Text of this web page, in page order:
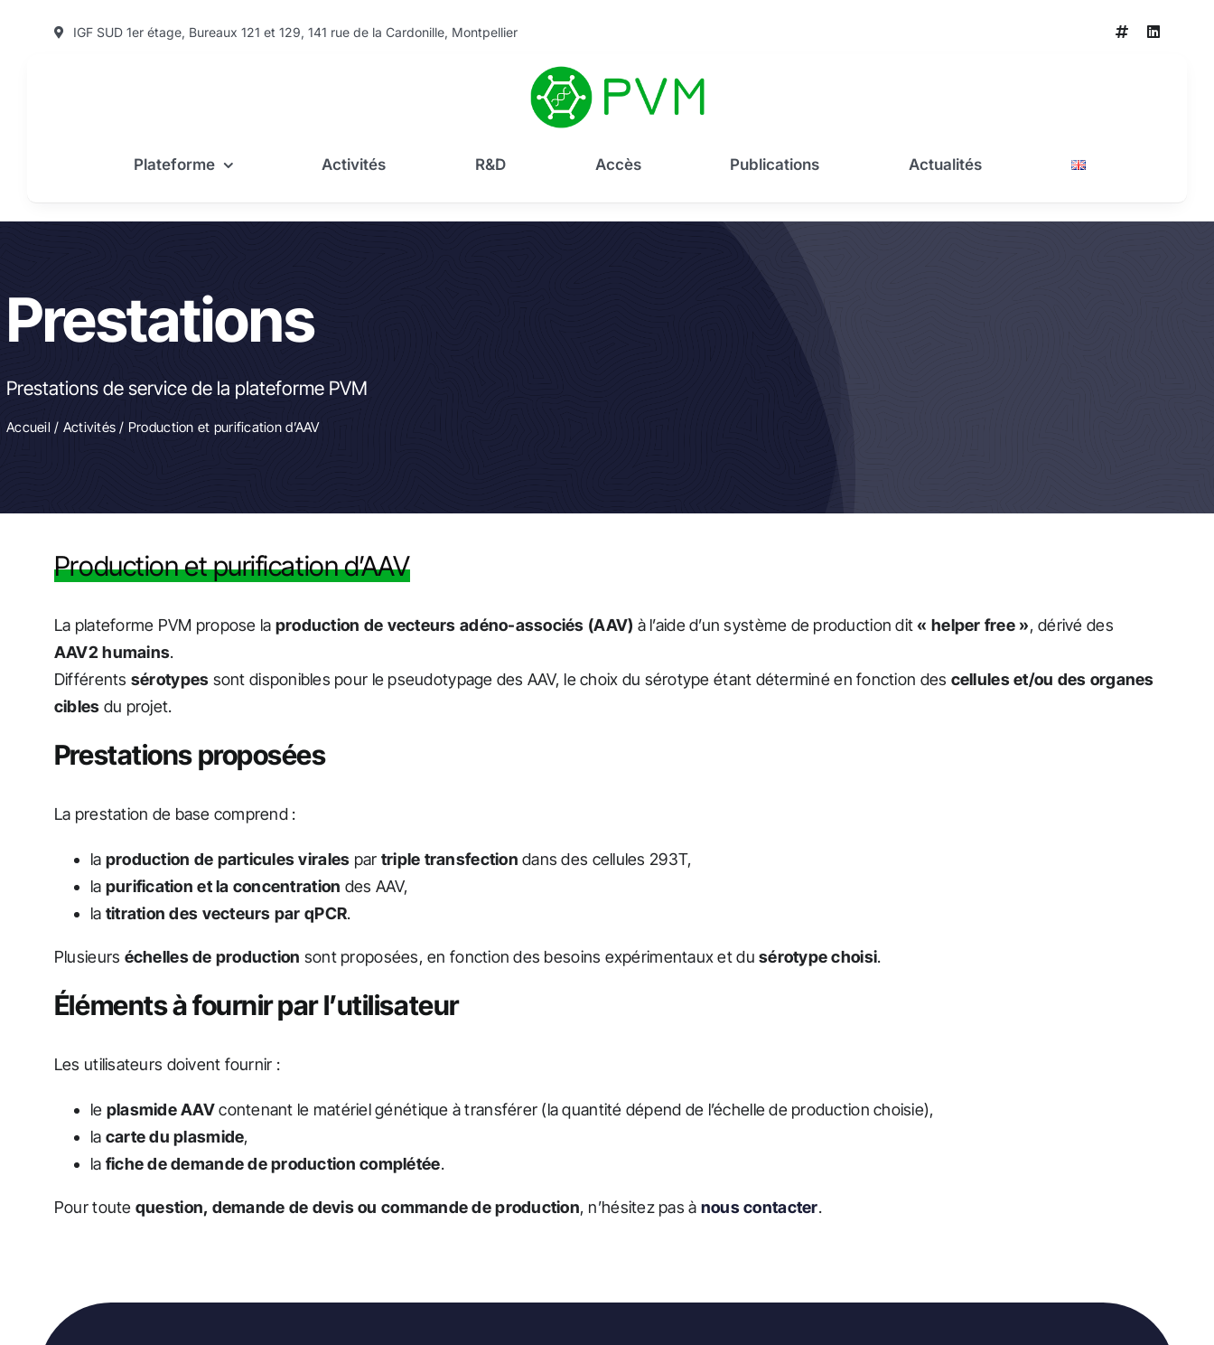
IGF SUD 1er étage, Bureaux 121 et 129, 141 rue de la Cardonille, Montpellier
Plateforme Activités R&D Accès Publications Actualités
Prestations
Prestations de service de la plateforme PVM
Accueil / Activités / Production et purification d’AAV
Production et purification d’AAV
La plateforme PVM propose la production de vecteurs adéno-associés (AAV) à l’aide d’un système de production dit« helper free », dérivé des
AAV2 humains.
Différents sérotypes sont disponibles pour le pseudotypage des AAV, le choix du sérotype étant déterminé en fonction des cellules et/ou des organes
cibles du projet.
Prestations proposées
La prestation de base comprend :
la production de particules virales par triple transfection dans des cellules 293T,
la purification et la concentration des AAV,
la titration des vecteurs par qPCR.
Plusieurs échelles de production sont proposées, en fonction des besoins expérimentaux et dusérotype choisi.
Éléments à fournir par l’utilisateur
Les utilisateurs doivent fournir :
le plasmide AAVcontenant le matériel génétique à transférer (la quantité dépend de l’échelle de production choisie),
la carte du plasmide,
la fiche de demande de production complétée.
Pour toute question, demande de devis ou commande de production, n’hésitez pas à nous contacter.